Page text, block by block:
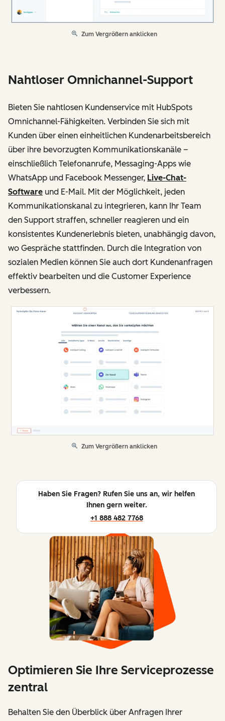
Zum Vergrößern anklicken
Nahtloser Omnichannel-Support
Bieten Sie nahtlosen Kundenservice mit HubSpots
Omnichannel-Fähigkeiten. Verbinden Sie sich mit
Kunden über einen einheitlichen Kundenarbeitsbereich
über ihre bevorzugten Kommunikationskanäle –
einschließlich Telefonanrufe, Messaging-Apps wie
WhatsApp und Facebook Messenger, Live-Chat-
Software und E-Mail. Mit der Möglichkeit, jeden
Kommunikationskanal zu integrieren, kann Ihr Team
den Support straffen, schneller reagieren und ein
konsistentes Kundenerlebnis bieten, unabhängig davon,
wo Gespräche stattfinden. Durch die Integration von
sozialen Medien können Sie auch dort Kundenanfragen
effektiv bearbeiten und die Customer Experience
verbessern.
Zum Vergrößern anklicken
Haben Sie Fragen? Rufen Sie uns an, wir helfen
Ihnen gern weiter.
+1 888 482 7768
Optimieren Sie Ihre Serviceprozesse
zentral
Behalten Sie den Überblick über Anfragen Ihrer